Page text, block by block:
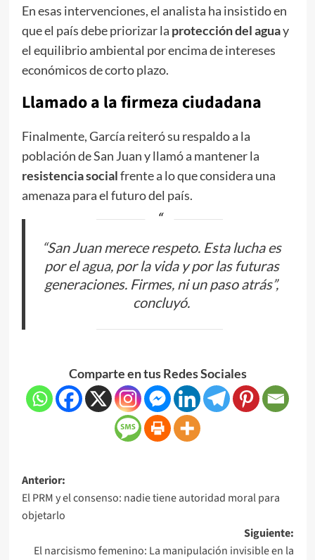
En esas intervenciones, el analista ha insistido en
que el país debe priorizar la protección del aguay
el equilibrio ambiental por encima de intereses
económicos de corto plazo.
Llamado a la firmeza ciudadana
Finalmente, García reiteró su respaldo a la
población de San Juan y llamó a mantener la
resistencia socialfrente a lo que considera una
amenaza para el futuro del país.
“San Juan merece respeto. Esta lucha es
por el agua, por la vida y por las futuras
generaciones. Firmes, ni un paso atrás”,
concluyó.
Comparte en tus Redes Sociales
Anterior:
El PRM y el consenso: nadie tiene autoridad moral para
objetarlo
Siguiente:
El narcisismo femenino: La manipulación invisible en la